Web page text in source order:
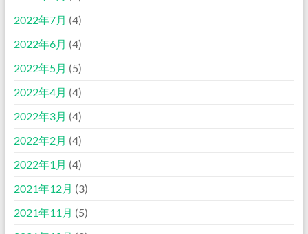
2022年7月 (4)
2022年6月 (4)
2022年5月 (5)
2022年4月 (4)
2022年3月 (4)
2022年2月 (4)
2022年1月 (4)
2021年12月 (3)
2021年11月 (5)